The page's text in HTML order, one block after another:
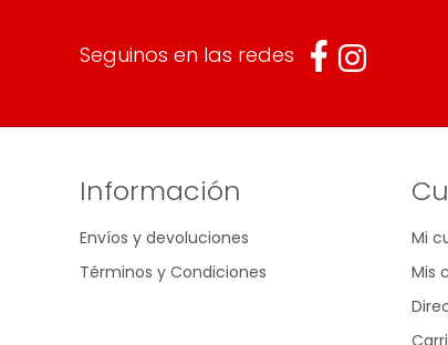
Seguinos en las redes
Información
Envíos y devoluciones
Términos y Condiciones
Mi
Mis